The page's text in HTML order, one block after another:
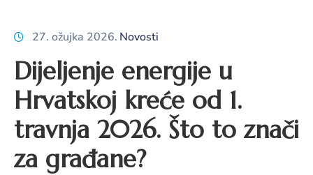
samouprava
Proračun
Dokumenti
Javna
27. ožujka 2026. Novosti
Dijeljenje energije u
Hrvatskoj kreće od 1.
travnja 2026. Što to znači
za građane?